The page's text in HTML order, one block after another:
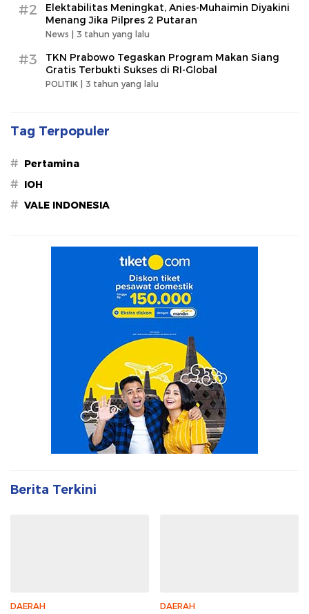
#2
Elektabilitas Meningkat, Anies-Muhaimin Diyakini
Menang Jika Pilpres 2 Putaran
News | 3 tahun yang lalu
#3
TKN Prabowo Tegaskan Program Makan Siang
Gratis Terbukti Sukses di RI-Global
POLITIK | 3 tahun yang lalu
Tag Terpopuler
# Pertamina
# IOH
# VALE INDONESIA
Berita Terkini
DAERAH DAERAH